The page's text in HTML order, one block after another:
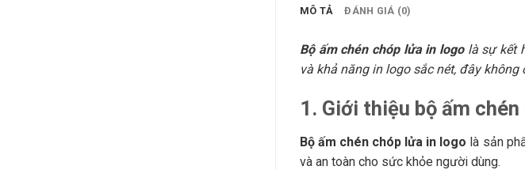
MÔ TẢ ĐÁNH GIÁ (0)
Bộ ấm chén chóp lửa in logolà sự kết
và khả năng in logo sắc nét, đây
1. Giới thiệu bộ ấm
Bộ ấm chén chóp lửa in logo là sản
và an toàn cho sức khỏe người dùng.